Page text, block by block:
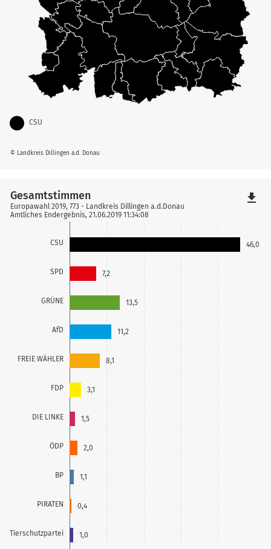
© Landkreis Dillingen a.d. Donau
CSU
CSU
SPD
GRÜNE
AfD
FREIE WÄHLER
FDP
DIE LINKE
ÖDP
BP
PIRATEN
Tierschutzpartei
46,0
7,2
13,5
11,2
8,1
3,1
1,5
2,0
1,1
0,4
1,0
Gesamtstimmen
Europawahl 2019, 773 - Landkreis Dillingen a.d.Donau
Amtliches Endergebnis, 21.06.2019 11:34:08
file_download